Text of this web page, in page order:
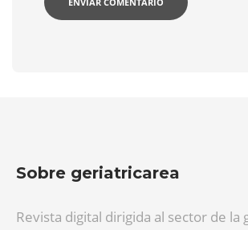
Sobre geriatricarea
Revista digital dirigida al sector de la